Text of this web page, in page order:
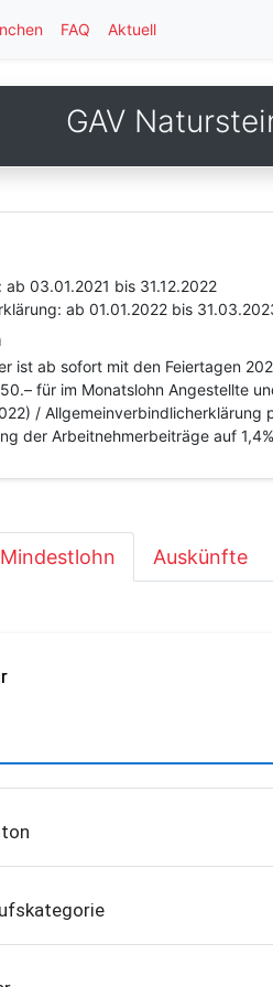
FAQ Aktuell
GAV
ab 03.01.2021 bis 31.12.2022
ab 01.01.2022 bis
ist ab sofort mit den Feiertagen
für im Monatslohn Angestellte
/
der Arbeitnehmerbeiträge auf
Mindestlohn Auskünfte